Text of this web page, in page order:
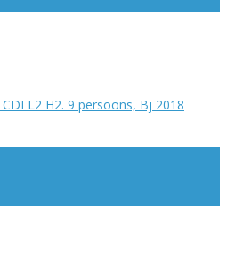
L2 H2. 9 persoons, Bj 2018